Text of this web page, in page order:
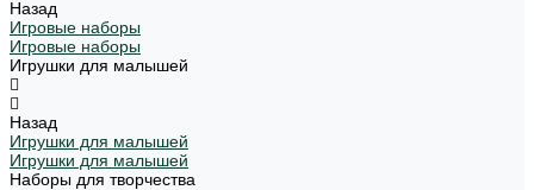
Назад
Игровые наборы
Игровые наборы
Игрушки для малышей
Назад
Игрушки для малышей
Игрушки для малышей
Наборы для творчества